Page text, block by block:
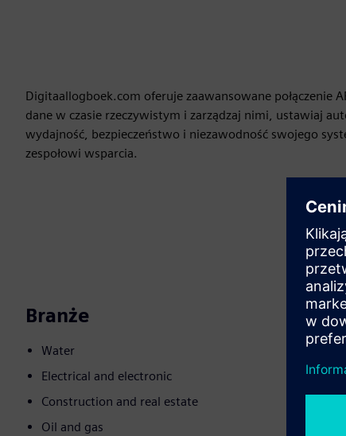
Digitaallogboek.com oferuje zaawansowane połączenie
dane w czasie rzeczywistym i zarządzaj nimi, ustawiaj
wydajność, bezpieczeństwo i niezawodność swojego
zespołowi wsparcia.
Branże
Water
Electrical and electronic
Construction and real estate
Oil and gas